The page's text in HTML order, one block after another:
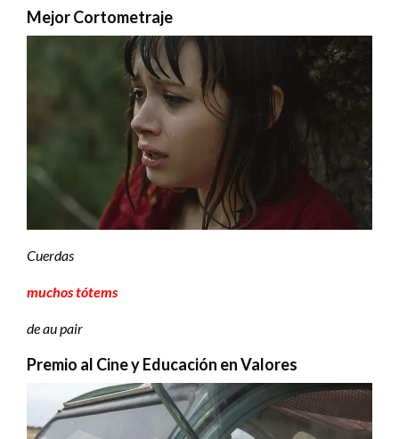
Mejor Cortometraje
Cuerdas
muchos tótems
de au pair
Premio al Cine y Educación en Valores